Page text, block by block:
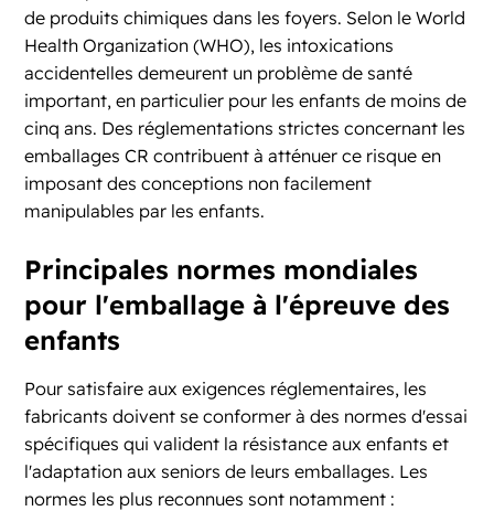
de produits chimiques dans les foyers. Selon le World
Health Organization (WHO), les intoxications
accidentelles demeurent un problème de santé
important, en particulier pour les enfants de moins de
cinq ans. Des réglementations strictes concernant les
emballages CR contribuent à atténuer ce risque en
imposant des conceptions non facilement
manipulables par les enfants.
Principales normes mondiales
pour l'emballage à l'épreuve des
enfants
Pour satisfaire aux exigences réglementaires, les
fabricants doivent se conformer à des normes d'essai
spécifiques qui valident la résistance aux enfants et
l'adaptation aux seniors de leurs emballages. Les
normes les plus reconnues sont notamment :